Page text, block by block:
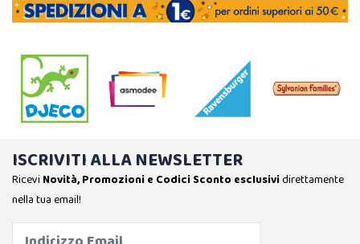
ISCRIVITI ALLA NEWSLETTER
Ricevi Novità, Promozioni e Codici Sconto esclusividirettamente
nella tua email!